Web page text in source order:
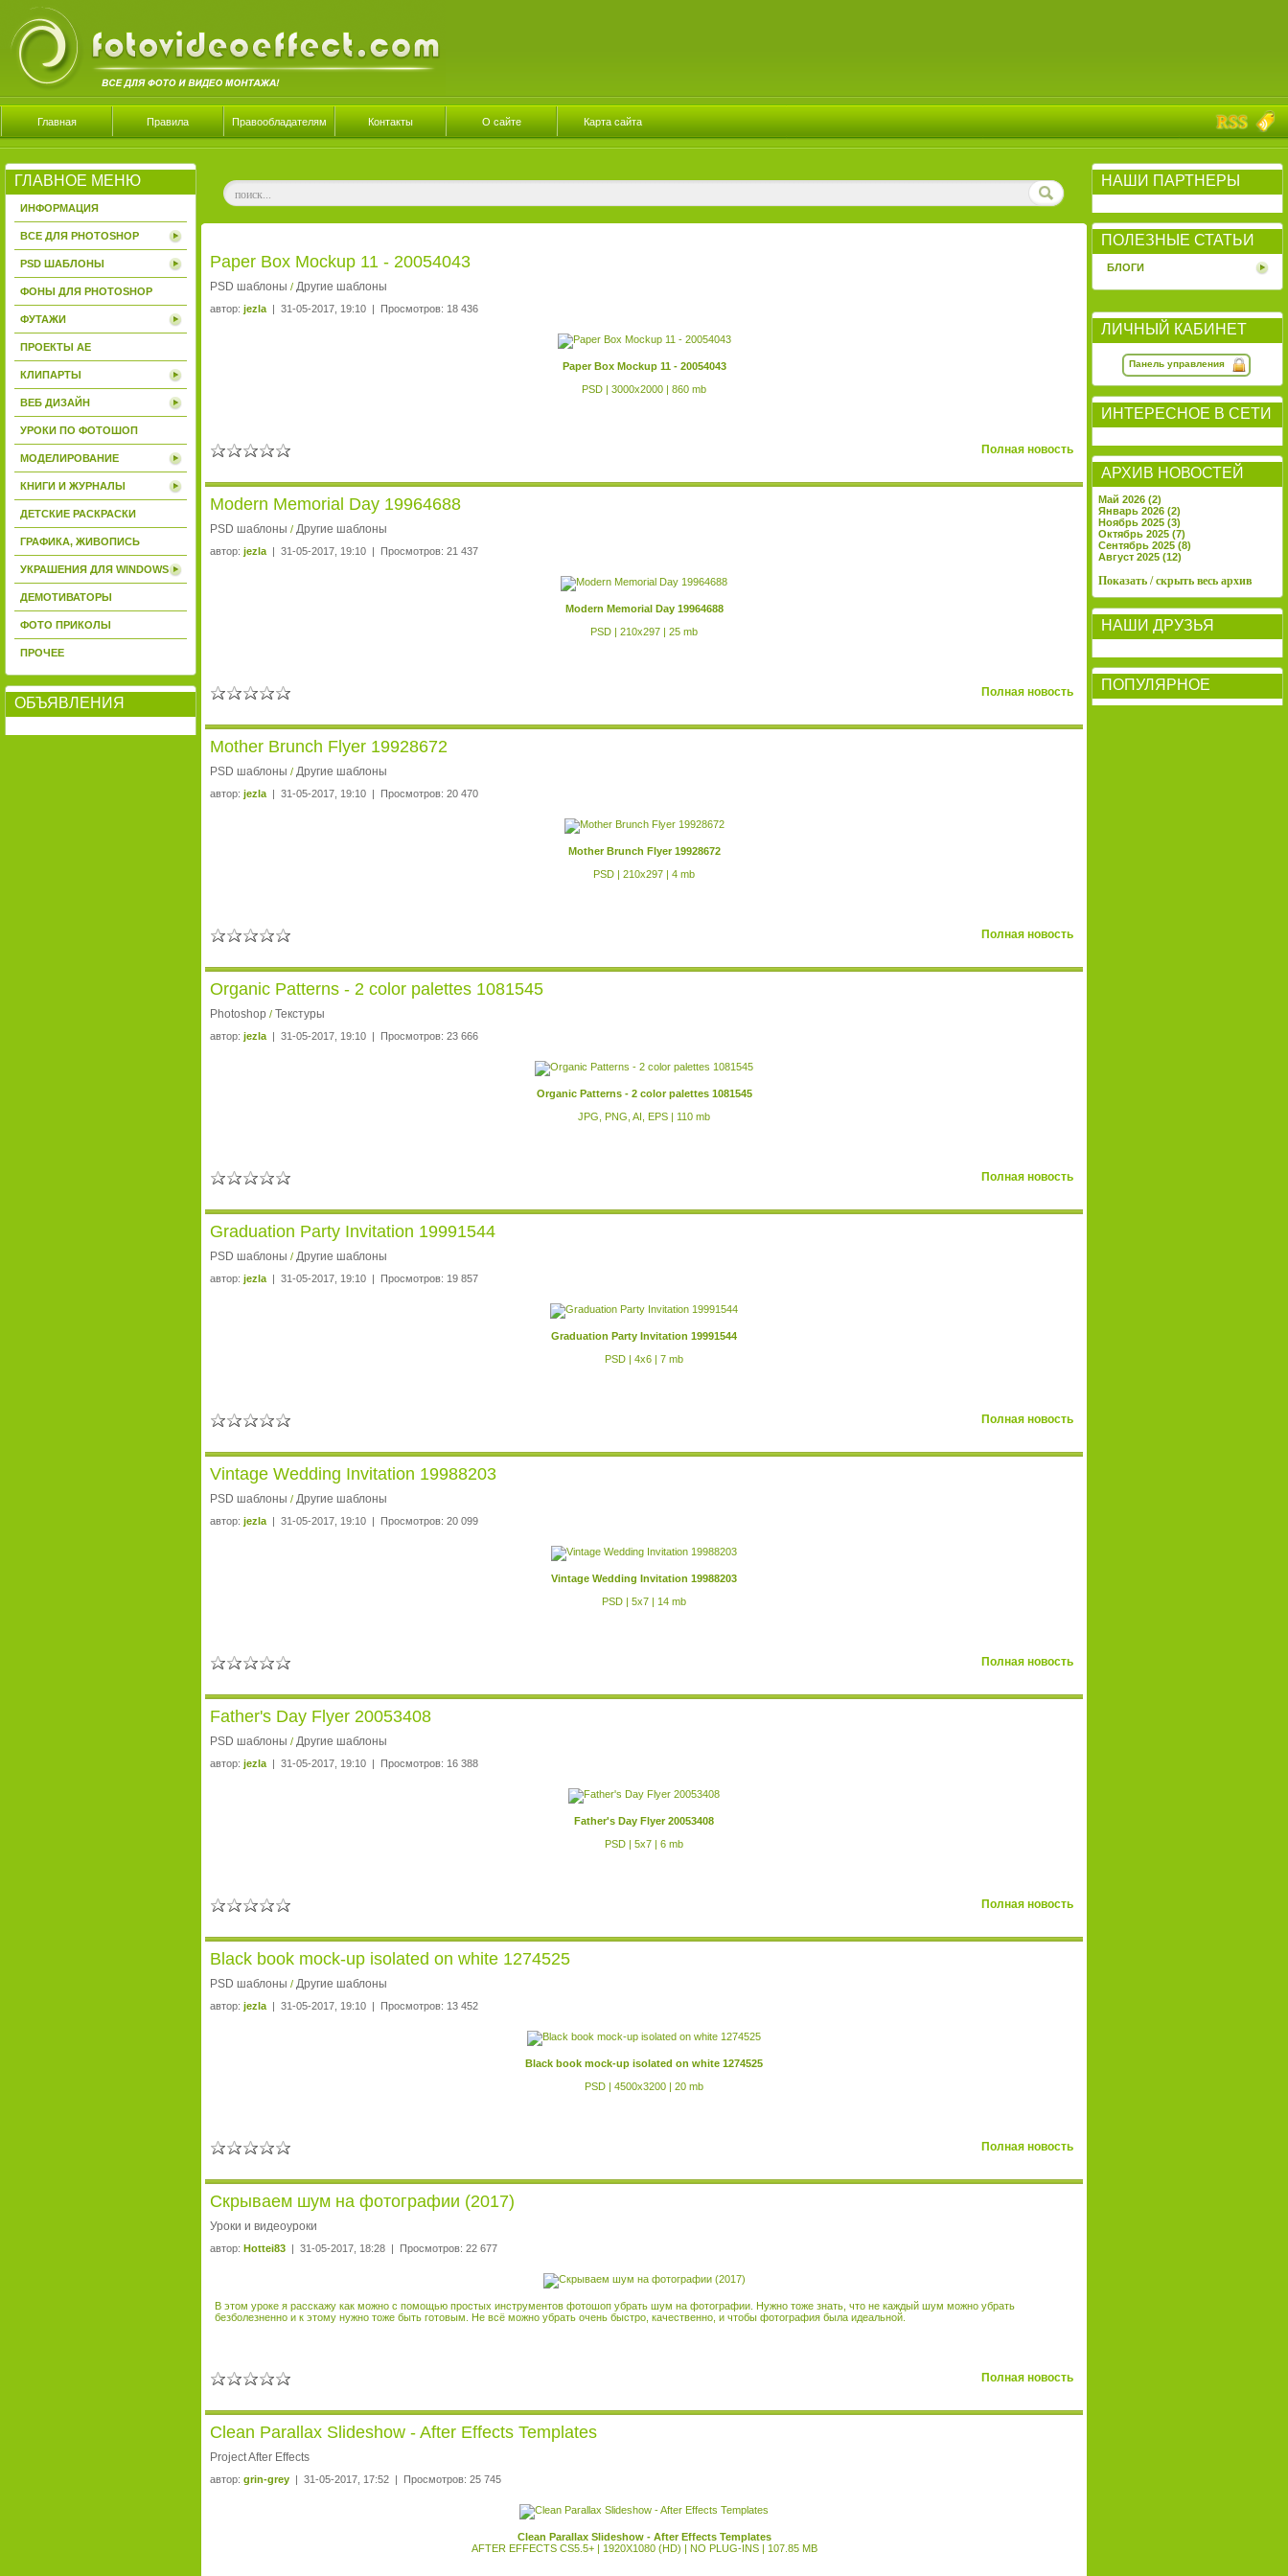
Главная Правила Правообладателям Контакты О сайте Карта сайта
ГЛАВНОЕ МЕНЮ
ИНФОРМАЦИЯ
ВСЕ ДЛЯ PHOTOSHOP
PSD ШАБЛОНЫ
ФОНЫ ДЛЯ PHOTOSHOP
ФУТАЖИ
ПРОЕКТЫ AE
КЛИПАРТЫ
ВЕБ ДИЗАЙН
УРОКИ ПО ФОТОШОП
МОДЕЛИРОВАНИЕ
КНИГИ И ЖУРНАЛЫ
ДЕТСКИЕ РАСКРАСКИ
ГРАФИКА, ЖИВОПИСЬ
УКРАШЕНИЯ ДЛЯ WINDOWS
ДЕМОТИВАТОРЫ
ФОТО ПРИКОЛЫ
ПРОЧЕЕ
ОБЪЯВЛЕНИЯ
Paper Box Mockup 11 - 20054043
PSD шаблоны / Другие шаблоны
автор: jezla | 31-05-2017, 19:10 | Просмотров: 18 436
Paper Box Mockup 11 - 20054043
PSD | 3000x2000 | 860 mb
Полная новость
Modern Memorial Day 19964688
PSD шаблоны / Другие шаблоны
автор: jezla | 31-05-2017, 19:10 | Просмотров: 21 437
Modern Memorial Day 19964688
PSD | 210x297 | 25 mb
Полная новость
Mother Brunch Flyer 19928672
PSD шаблоны / Другие шаблоны
автор: jezla | 31-05-2017, 19:10 | Просмотров: 20 470
Mother Brunch Flyer 19928672
PSD | 210x297 | 4 mb
Полная новость
Organic Patterns - 2 color palettes 1081545
Photoshop / Текстуры
автор: jezla | 31-05-2017, 19:10 | Просмотров: 23 666
Organic Patterns - 2 color palettes 1081545
JPG, PNG, AI, EPS | 110 mb
Полная новость
Graduation Party Invitation 19991544
PSD шаблоны / Другие шаблоны
автор: jezla | 31-05-2017, 19:10 | Просмотров: 19 857
Graduation Party Invitation 19991544
PSD | 4x6 | 7 mb
Полная новость
Vintage Wedding Invitation 19988203
PSD шаблоны / Другие шаблоны
автор: jezla | 31-05-2017, 19:10 | Просмотров: 20 099
Vintage Wedding Invitation 19988203
PSD | 5x7 | 14 mb
Полная новость
Father's Day Flyer 20053408
PSD шаблоны / Другие шаблоны
автор: jezla | 31-05-2017, 19:10 | Просмотров: 16 388
Father's Day Flyer 20053408
PSD | 5x7 | 6 mb
Полная новость
Black book mock-up isolated on white 1274525
PSD шаблоны / Другие шаблоны
автор: jezla | 31-05-2017, 19:10 | Просмотров: 13 452
Black book mock-up isolated on white 1274525
PSD | 4500x3200 | 20 mb
Полная новость
Скрываем шум на фотографии (2017)
Уроки и видеоуроки
автор: Hottei83 | 31-05-2017, 18:28 | Просмотров: 22 677
В этом уроке я расскажу как можно с помощью простых инструментов фотошоп убрать шум на фотографии. Нужно тоже знать, что не каждый шум можно убрать
безболезненно и к этому нужно тоже быть готовым. Не всё можно убрать очень быстро, качественно, и чтобы фотография была идеальной.
Полная новость
Clean Parallax Slideshow - After Effects Templates
Project After Effects
автор: grin-grey | 31-05-2017, 17:52 | Просмотров: 25 745
Clean Parallax Slideshow - After Effects Templates
AFTER EFFECTS CS5.5+ | 1920X1080 (HD) | NO PLUG-INS | 107.85 MB
НАШИ ПАРТНЕРЫ
ПОЛЕЗНЫЕ СТАТЬИ
БЛОГИ
ЛИЧНЫЙ КАБИНЕТ
Панель управления
ИНТЕРЕСНОЕ В СЕТИ
АРХИВ НОВОСТЕЙ
Май 2026 (2)
Январь 2026 (2)
Ноябрь 2025 (3)
Октябрь 2025 (7)
Сентябрь 2025 (8)
Август 2025 (12)
Показать / скрыть весь архив
НАШИ ДРУЗЬЯ
ПОПУЛЯРНОЕ